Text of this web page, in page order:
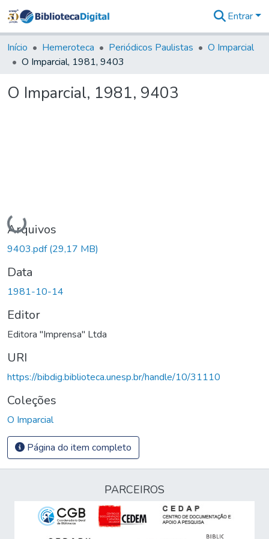
&
Coleções
Tudo na
Digital
Entrar
Início Hemeroteca Periódicos Paulistas
O Imparcial
O Imparcial, 1981, 9403
O Imparcial, 1981, 9403
Carregando...
Arquivos
9403.pdf(29,17 MB)
Data
1981-10-14
Editor
Editora "Imprensa" Ltda
URI
https://bibdig.biblioteca.unesp.br/handle/10/31110
Coleções
O Imparcial
Página do item completo
PARCEIROS